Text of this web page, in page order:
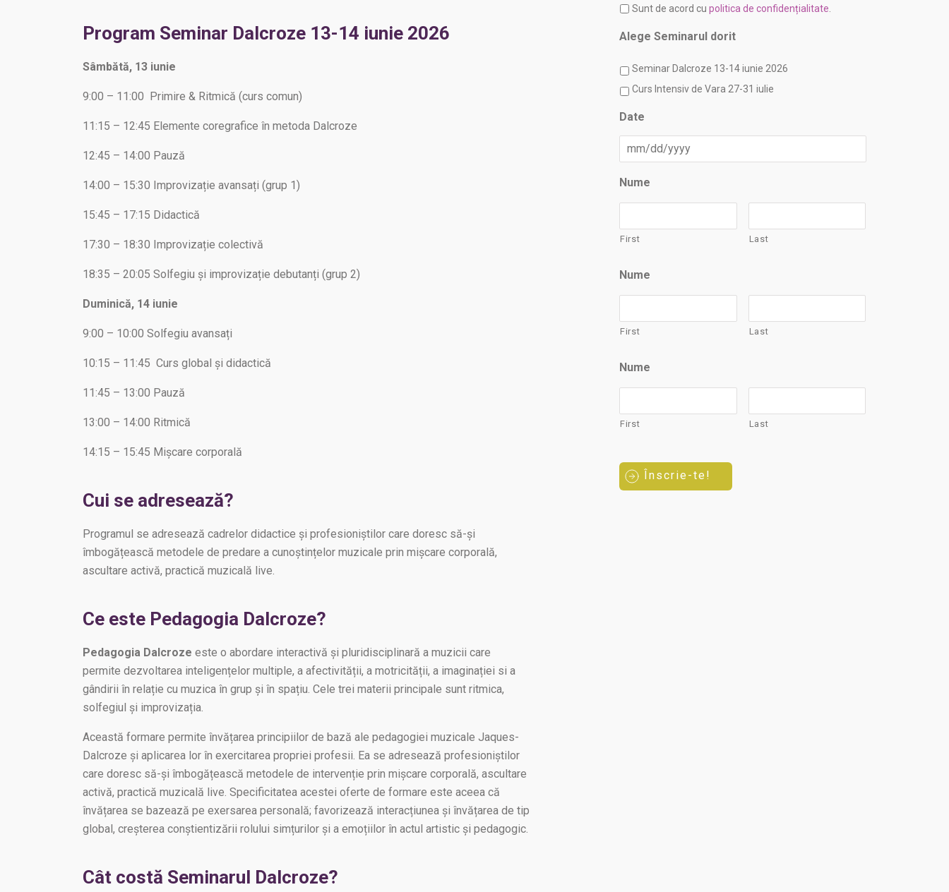
Program Seminar Dalcroze 13-14 iunie 2026
Sâmbătă, 13 iunie
9:00 – 11:00 Primire & Ritmică (curs comun)
11:15 – 12:45 Elemente coregrafice în metoda Dalcroze
12:45 – 14:00 Pauză
14:00 – 15:30 Improvizație avansați (grup 1)
15:45 – 17:15 Didactică
17:30 – 18:30 Improvizație colectivă
18:35 – 20:05 Solfegiu și improvizație debutanți (grup 2)
Duminică, 14 iunie
9:00 – 10:00 Solfegiu avansați
10:15 – 11:45 Curs global și didactică
11:45 – 13:00 Pauză
13:00 – 14:00 Ritmică
14:15 – 15:45 Mișcare corporală
Cui se adresează?
Programul se adresează cadrelor didactice și profesioniștilor care doresc să-și
îmbogățească metodele de predare a cunoștințelor muzicale prin mișcare corporală,
ascultare activă, practică muzicală live.
Ce este Pedagogia Dalcroze?
Pedagogia Dalcroze este o abordare interactivă și pluridisciplinară a muzicii care
permite dezvoltarea inteligențelor multiple, a afectivității, a motricității, a imaginației si a
gândirii în relație cu muzica în grup și în spațiu. Cele trei materii principale sunt ritmica,
solfegiul și improvizația.
Această formare permite învățarea principiilor de bază ale pedagogiei muzicale Jaques-
Dalcroze și aplicarea lor în exercitarea propriei profesii. Ea se adresează profesioniștilor
care doresc să-și îmbogățească metodele de intervenție prin mișcare corporală, ascultare
activă, practică muzicală live. Specificitatea acestei oferte de formare este aceea că
învățarea se bazează pe exersarea personală; favorizează interacțiunea și învățarea de tip
global, creșterea conștientizării rolului simțurilor și a emoțiilor în actul artistic și pedagogic.
Cât costă Seminarul Dalcroze?
Termeni
conditii *
Sunt de acord cu politica de confidențialitate.
Alege Seminarul dorit
Seminar Dalcroze 13-14 iunie 2026
Curs Intensiv de Vara 27-31 iulie
Date
slash
Nume
First Last
Nume
First Last
Nume
First Last
Înscrie-te!